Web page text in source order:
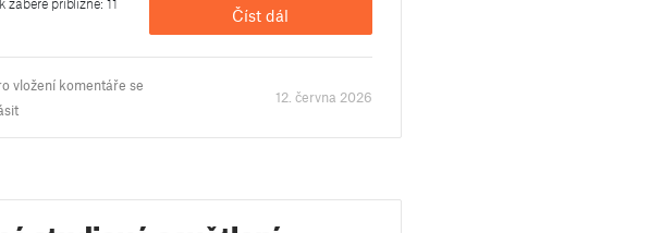
Číst dál
vložení komentáře se
12. června 2026